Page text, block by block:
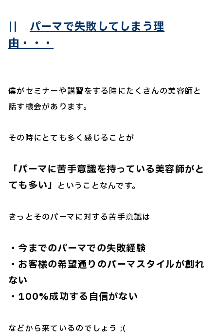
||パーマで失敗してしまう理
由・・・
僕がセミナーや講習をする時にたくさんの美容師と
話す機会があります。
その時にとても多く感じることが
「パーマに苦手意識を持っている美容師がと
ても多い」 ということなんです。
きっとそのパーマに対する苦手意識は
・今までのパーマでの失敗経験
・お客様の希望通りのパーマスタイルが創れ
ない
・100%成功する自信がない
などから来ているのでしょう ;(